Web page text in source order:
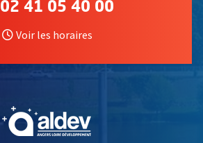
02 41 05 40 00
Voir les horaires